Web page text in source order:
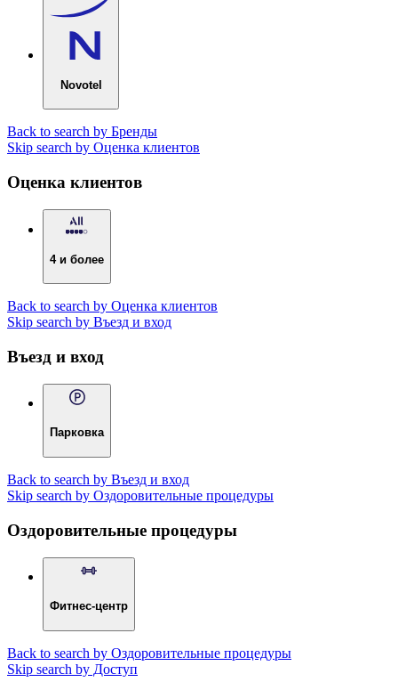
Novotel
Back to search by Бренды
Skip search by Оценка клиентов
Оценка клиентов
4 и более
Back to search by Оценка клиентов
Skip search by Въезд и вход
Въезд и вход
Парковка
Back to search by Въезд и вход
Skip search by Оздоровительные процедуры
Оздоровительные процедуры
Фитнес-центр
Back to search by Оздоровительные процедуры
Skip search by Доступ